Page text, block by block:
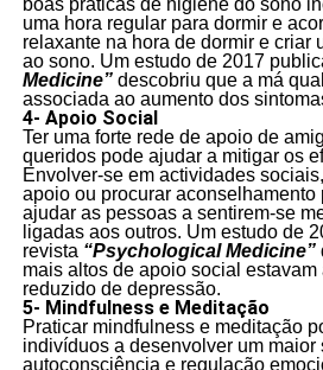
uma hora regular para dormir e
relaxante na hora de dormir e criar
ao sono. Um estudo de 2017
Medicine”descobriu que a má
associada ao aumento dos
4- Apoio Social
Ter uma forte rede de apoio de
queridos pode ajudar a mitigar os
Envolver-se em actividades
apoio ou procurar aconselhamento
ajudar as pessoas a sentirem-se
ligadas aos outros. Um estudo de
revista “Psychological Medicine”
mais altos de apoio social
reduzido de depressão.
5- Mindfulness e Meditação
Praticar mindfulness e meditação
indivíduos a desenvolver um maior
autoconsciência e regulação